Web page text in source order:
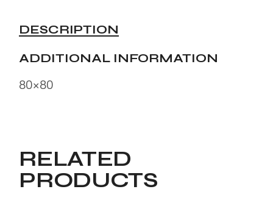
DESCRIPTION
ADDITIONAL INFORMATION
80×80
RELATED
PRODUCTS